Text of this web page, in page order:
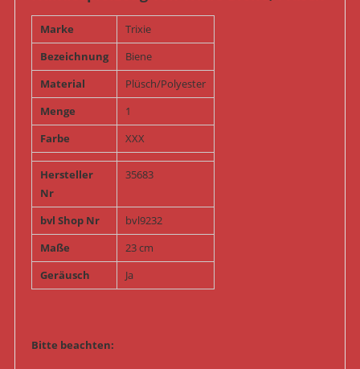
Marke
Trixie
Bezeichnung
Biene
Material
Plüsch/Polyester
Menge
1
Farbe
XXX
Hersteller
Nr
35683
bvl Shop Nr
bvl9232
Maße
23 cm
Geräusch
Ja
Bitte beachten: